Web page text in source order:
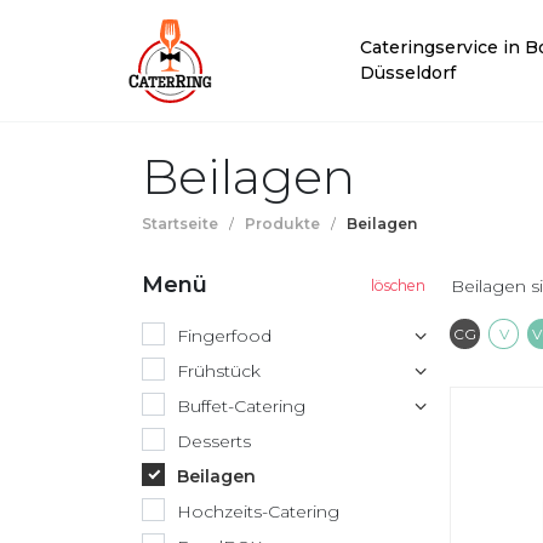
Cateringservice in
Düsseldorf
Beilagen
Startseite / Produkte / Beilagen
Menü
Fingerfood
Frühstück
Buffet-Catering
Desserts
Beilagen
Hochzeits-Catering
Beilagen
CG V